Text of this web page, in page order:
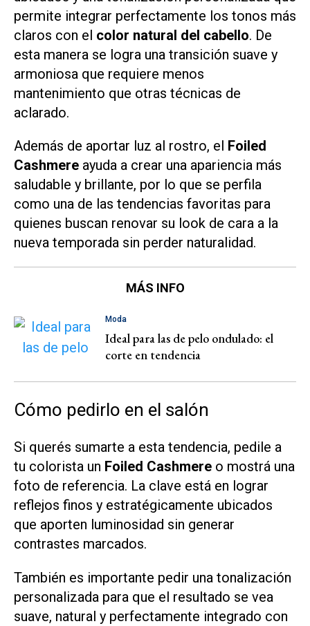
permite integrar perfectamente los tonos más
claros con el color natural del cabello. De
esta manera se logra una transición suave y
armoniosa que requiere menos
mantenimiento que otras técnicas de
aclarado.
Además de aportar luz al rostro, el Foiled
Cashmere ayuda a crear una apariencia más
saludable y brillante, por lo que se perfila
como una de las tendencias favoritas para
quienes buscan renovar su look de cara a la
nueva temporada sin perder naturalidad.
MÁS INFO
Moda
Ideal para las de pelo ondulado: el
corte en tendencia
Cómo pedirlo en el salón
Si querés sumarte a esta tendencia, pedile a
tu colorista un Foiled Cashmere o mostrá una
foto de referencia. La clave está en lograr
reflejos finos y estratégicamente ubicados
que aporten luminosidad sin generar
contrastes marcados.
También es importante pedir una tonalización
personalizada para que el resultado se vea
suave, natural y perfectamente integrado con